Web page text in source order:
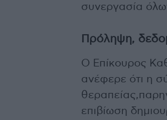
συνεργασία
Πρόληψη,
Ο Επίκουρος
ανέφερε ότι η
επιβίωση